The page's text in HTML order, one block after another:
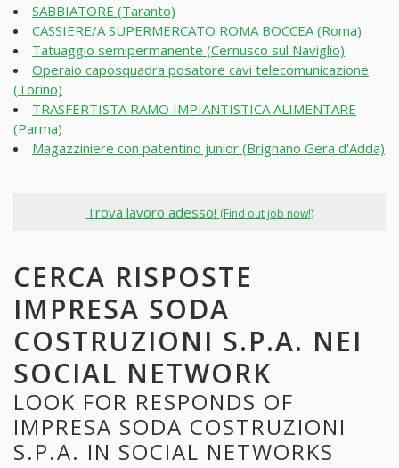
SABBIATORE (Taranto)
CASSIERE/A SUPERMERCATO ROMA BOCCEA (Roma)
Tatuaggio semipermanente (Cernusco sul Naviglio)
Operaio caposquadra posatore cavi telecomunicazione
(Torino)
TRASFERTISTA RAMO IMPIANTISTICA ALIMENTARE
(Parma)
Magazziniere con patentino junior (Brignano Gera d'Adda)
Trova lavoro adesso! (Find out job now!)
CERCA RISPOSTE
IMPRESA SODA
COSTRUZIONI S.P.A. NEI
SOCIAL NETWORK
LOOK FOR RESPONDS OF
IMPRESA SODA COSTRUZIONI
S.P.A. IN SOCIAL NETWORKS